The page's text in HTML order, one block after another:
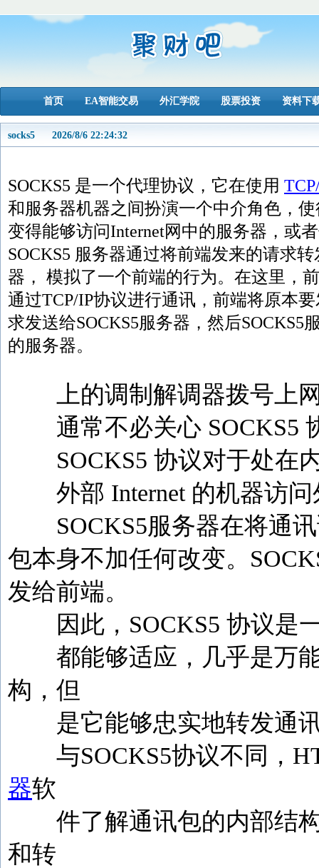
首页 EA智能交易 外汇学院 股票投资 资料下
socks5 2026/8/6 22:24:32
SOCKS5 是一个代理协议，它在使用
和服务器机器之间扮演一个中介角色，
变得能够访问Internet网中的服务器，或
SOCKS5 服务器通过将前端发来的请求
器， 模拟了一个前端的行为。在这里，
通过TCP/IP协议进行通讯，前端将原本
求发送给SOCKS5服务器，然后SOCKS5
的服务器。
上的调制解调器拨号上网
通常不必关心 SOCKS5
SOCKS5 协议对于处在内
外部 Internet 的机器访问
SOCKS5服务器在将通讯
包本身不加任何改变。
发给前端。
因此，SOCKS5 协议是一
都能够适应，几乎是万能
构，但
是它能够忠实地转发通讯
与SOCKS5协议不同，
器软
件了解通讯包的内部结构
和转